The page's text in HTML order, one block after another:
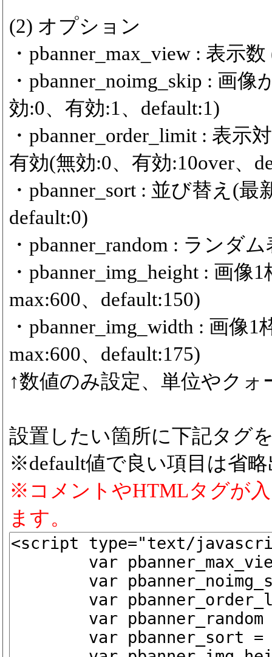
(2) オプション
・pbanner_max_view : 表示
・pbanner_noimg_skip : 画
効:0、有効:1、default:1)
・pbanner_order_limit : 表
有効(無効:0、有効:10over、
・pbanner_sort : 並び替え(
default:0)
・pbanner_random : ランダ
・pbanner_img_height : 画
max:600、default:150)
・pbanner_img_width : 画像
max:600、default:175)
↑数値のみ設定、単位やク
設置したい箇所に下記タグ
※default値で良い項目は省
※コメントやHTMLタグが
ます。